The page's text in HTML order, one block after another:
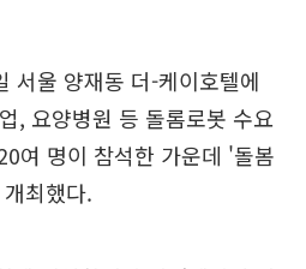
서울 양재동 더-케이호텔에
, 요양병원 등 돌롬로봇 수요
여 명이 참석한 가운데 '돌봄
최했다.